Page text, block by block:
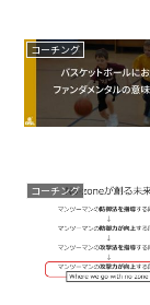
コーチング
コーチング